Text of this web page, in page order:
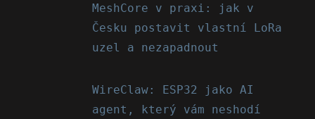
MeshCore v praxi: jak v
Česku postavit vlastní LoRa
uzel a nezapadnout
WireClaw: ESP32 jako AI
agent, který vám neshodí